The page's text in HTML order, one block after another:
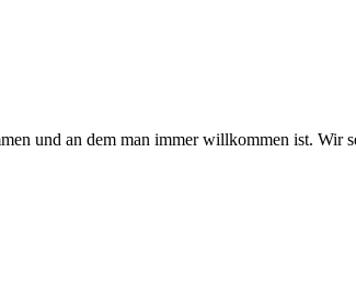
und an dem man immer willkommen ist. Wir